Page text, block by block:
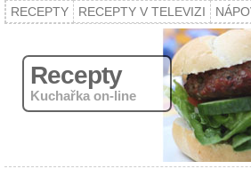
RECEPTY RECEPTY V TELEVIZI
Recepty
Kuchařka on-line